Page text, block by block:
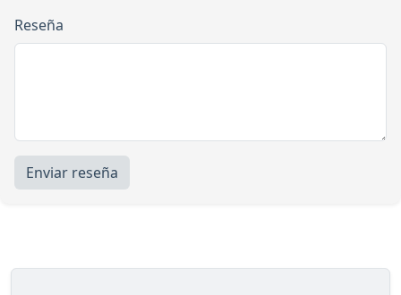
Reseña
Enviar reseña